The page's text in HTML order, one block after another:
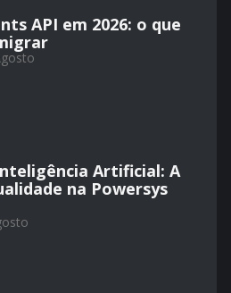
API em 2026: o que
Artificial: A
na Powersys